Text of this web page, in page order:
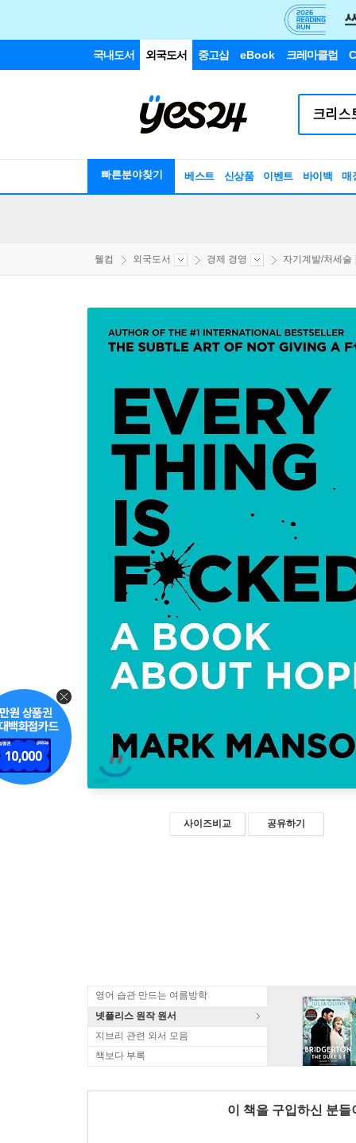
국내도서 외국도서 중고샵 eBook 크레마클럽
빠른분야찾기 베스트 신상품 이벤트 바이백 매
웰컴 외국도서 경제 경영 자기계발/처세술
사이즈비교 공유하기
영어 습관 만드는 여름방학
넷플리스 원작 원서
지브리 관련 외서 모음
책보다 부록
이 책을 구입하신 분